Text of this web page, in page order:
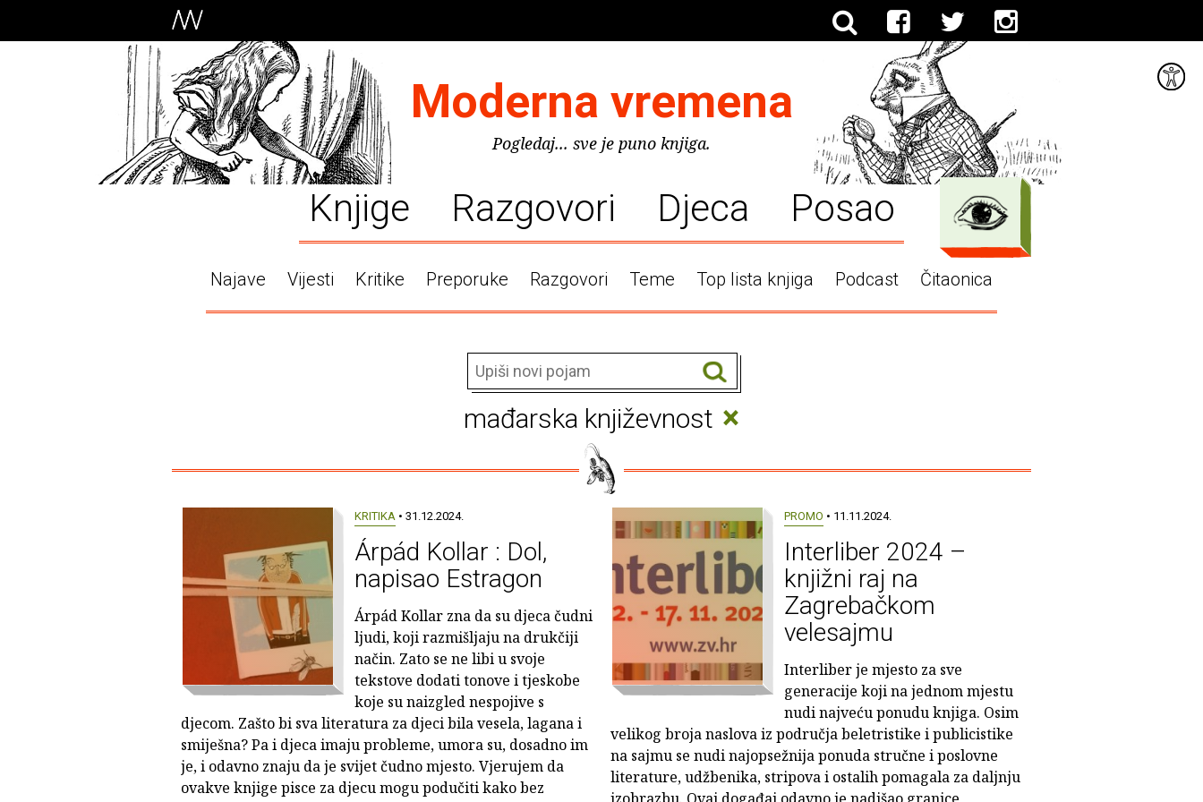
Moderna vremena
Pogledaj... sve je puno knjiga.
Knjige Razgovori Djeca Posao
Najave Vijesti Kritike Preporuke Razgovori Teme Top lista knjiga Podcast Čitaonica
mađarska književnost ×
KRITIKA • 31.12.2024.
Árpád Kollar : Dol,
napisao Estragon
Árpád Kollar zna da su djeca čudni
ljudi, koji razmišljaju na drukčiji
način. Zato se ne libi u svoje
tekstove dodati tonove i tjeskobe
koje su naizgled nespojive s
djecom. Zašto bi sva literatura za djeci bila vesela, lagana i
smiješna? Pa i djeca imaju probleme, umora su, dosadno im
je, i odavno znaju da je svijet čudno mjesto. Vjerujem da
ovakve knjige pisce za djecu mogu podučiti kako bez
PROMO • 11.11.2024.
Interliber 2024 –
knjižni raj na
Zagrebačkom
velesajmu
Interliber je mjesto za sve
generacije koji na jednom mjestu
nudi najveću ponudu knjiga. Osim
velikog broja naslova iz područja beletristike i publicistike
na sajmu se nudi najopsežnija ponuda stručne i poslovne
literature, udžbenika, stripova i ostalih pomagala za daljnju